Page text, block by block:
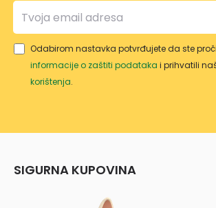
Odabirom nastavka potvrđujete da ste
informacije o zaštiti podataka i prihvatili
korištenja.
SIGURNA KUPOVINA